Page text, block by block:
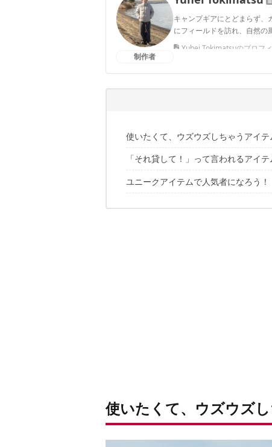
制作者
キャンプギアにとどまらず、
にフィールドを訪れ、自然の
Yuhei Tokimatsuのプロフ
使いたくて、ウズウズしちゃうアイ
「それ貸して！」って言われるアイ
1｜DAVI / Can Opener
3｜TOKYO KENDAMA / ZEBRAWOOD
ユニークアイテムで人気者になろう！
✔️こちらの記事もチェック
使いたくて、ウズウズ